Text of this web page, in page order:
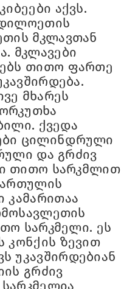
აქვს.
მკლავთან
მკლავები
თითო ფართე
მხარეს
ქვედა
ცილინდრული
და გრძივ
თითო სარკმლით
კამარითაა
სარკმელი. ეს
კონქის ზევით
უკავშირდებიან
გრძივ